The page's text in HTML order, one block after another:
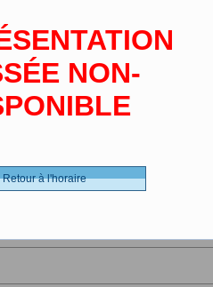
NON-
Retour à l'horaire